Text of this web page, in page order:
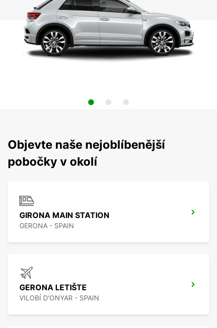
Objevte naše nejoblíbenější
pobočky v okolí
GIRONA MAIN STATION
GERONA - SPAIN
GERONA LETIŠTE
VILOBÍ D'ONYAR - SPAIN